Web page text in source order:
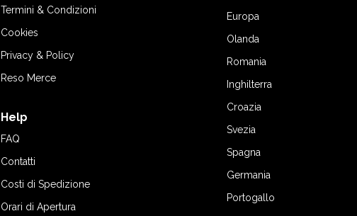
Termini & Condizioni
Cookies
Privacy & Policy
Reso Merce
Help
FAQ
Contatti
Costi di Spedizione
Orari di Apertura
Europa
Olanda
Romania
Inghilterra
Croazia
Svezia
Spagna
Germania
Portogallo